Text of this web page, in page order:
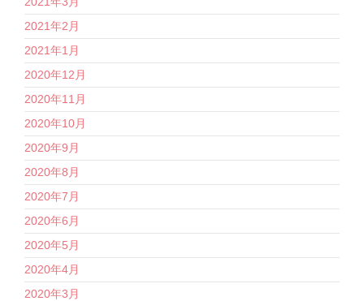
2021年2月
2021年1月
2020年12月
2020年11月
2020年10月
2020年9月
2020年8月
2020年7月
2020年6月
2020年5月
2020年4月
2020年3月